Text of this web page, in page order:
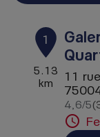
1
5.13
km
11
4,6/5